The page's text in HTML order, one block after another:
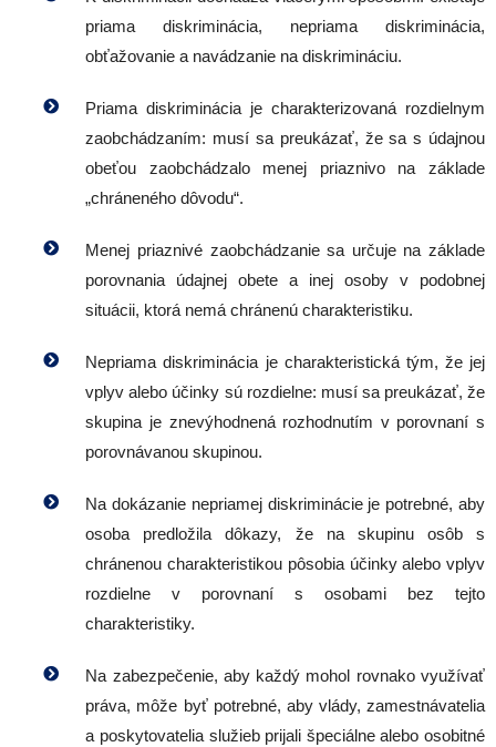
priama diskriminácia, nepriama diskriminácia,
obťažovanie a navádzanie na diskrimináciu.
Priama diskriminácia je charakterizovaná rozdielnym
zaobchádzaním: musí sa preukázať, že sa s údajnou
obeťou zaobchádzalo menej priaznivo na základe
„chráneného dôvodu“.
Menej priaznivé zaobchádzanie sa určuje na základe
porovnania údajnej obete a inej osoby v podobnej
situácii, ktorá nemá chránenú charakteristiku.
Nepriama diskriminácia je charakteristická tým, že jej
vplyv alebo účinky sú rozdielne: musí sa preukázať, že
skupina je znevýhodnená rozhodnutím v porovnaní s
porovnávanou skupinou.
Na dokázanie nepriamej diskriminácie je potrebné, aby
osoba predložila dôkazy, že na skupinu osôb s
chránenou charakteristikou pôsobia účinky alebo vplyv
rozdielne v porovnaní s osobami bez tejto
charakteristiky.
Na zabezpečenie, aby každý mohol rovnako využívať
práva, môže byť potrebné, aby vlády, zamestnávatelia
a poskytovatelia služieb prijali špeciálne alebo osobitné